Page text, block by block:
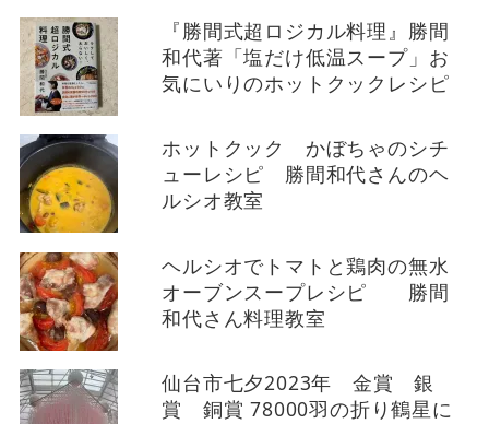
『勝間式超ロジカル料理』勝間
和代著「塩だけ低温スープ」お
気にいりのホットクックレシピ
ホットクック かぼちゃのシチ
ューレシピ 勝間和代さんのヘ
ルシオ教室
ヘルシオでトマトと鶏肉の無水
オーブンスープレシピ 勝間
和代さん料理教室
仙台市七夕2023年 金賞 銀
賞 銅賞 78000羽の折り鶴星に